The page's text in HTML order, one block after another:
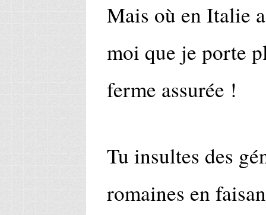
Mais où en Italie
moi que je porte
ferme assurée !
Tu insultes des
romaines en